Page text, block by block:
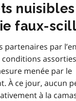
faux-
partenaires par
menée par le
À ce jour, aucun
à la